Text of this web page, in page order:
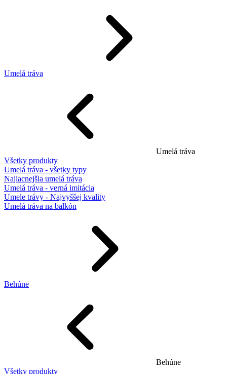
Umelá tráva
Umelá tráva
Všetky produkty
Umelá tráva - všetky typy
Najlacnejšia umelá tráva
Umelá tráva - verná imitácia
Umele trávy - Najvyššej kvality
Umelá tráva na balkón
Behúne
Behúne
Všetky produkty